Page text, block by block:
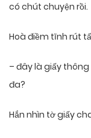
có chút chuyện rồi.
Hoà điềm tĩnh rút
– đây là giấy
đa?
Hắn nhìn tờ giấy